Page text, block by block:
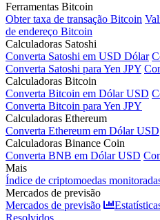
Ferramentas Bitcoin
Obter taxa de transação Bitcoin
de endereço Bitcoin
Calculadoras Satoshi
Converta Satoshi em USD Dólar
Converta Satoshi para Yen JPY
Calculadoras Bitcoin
Converta Bitcoin em Dólar USD
Converta Bitcoin para Yen JPY
Calculadoras Ethereum
Converta Ethereum em Dólar USD
Calculadoras Binance Coin
Converta BNB em Dólar USD
Mais
Índice de criptomoedas
Mercados de previsão
Mercados de previsão
Resolvidos